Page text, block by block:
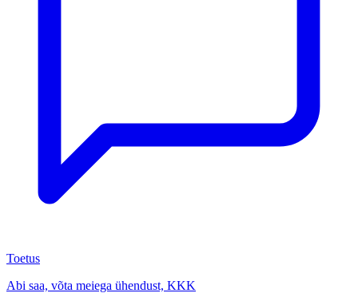
Toetus
Abi saa, võta meiega ühendust, KKK